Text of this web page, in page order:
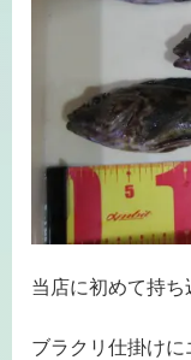
当店に初めて持
ブラクリ仕掛け